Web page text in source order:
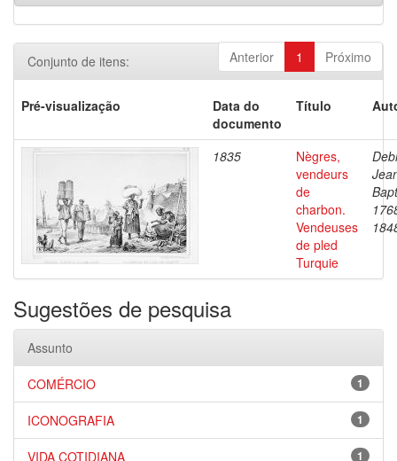
Anterior 1 Próximo
Conjunto de itens:
Pré-visualização
Data do
documento
Título
1835
Nègres,
vendeurs
de
charbon.
Vendeuses
de pled
Turquie
Sugestões de pesquisa
Assunto
1
COMÉRCIO
1
ICONOGRAFIA
1
VIDA COTIDIANA